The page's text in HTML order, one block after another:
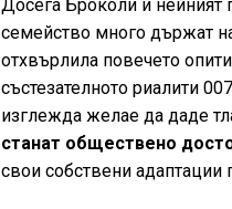
Досега Броколи и нейният
семейство много държат
отхвърлила повечето
състезателното риалити
изглежда желае да даде
станат обществено
свои собствени адаптации